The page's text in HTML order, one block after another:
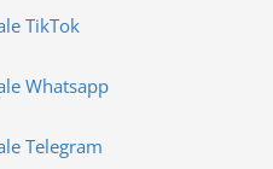
TikTok
Whatsapp
Telegram